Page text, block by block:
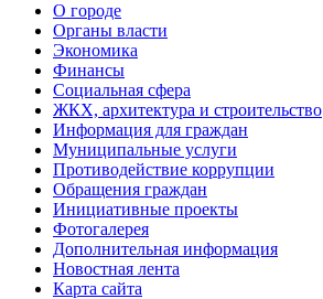
О городе
Органы власти
Экономика
Финансы
Социальная сфера
ЖКХ, архитектура и строительство
Информация для граждан
Муниципальные услуги
Противодействие коррупции
Обращения граждан
Инициативные проекты
Фотогалерея
Дополнительная информация
Новостная лента
Карта сайта